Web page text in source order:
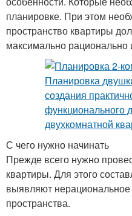
планировке. При этом
пространство квартиры
максимально рационально
С чего нужно начинать
Прежде всего нужно
квартиры. Для этого
выявляют нерациональное
пространства.